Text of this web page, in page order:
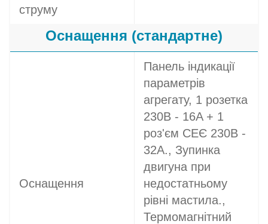
струму
Оснащення (стандартне)
Оснащення
Панель індикації
параметрів
агрегату, 1 розетка
230В - 16A + 1
роз'єм СЕЄ 230В -
32A., Зупинка
двигуна при
недостатньому
рівні мастила.,
Термомагнітний